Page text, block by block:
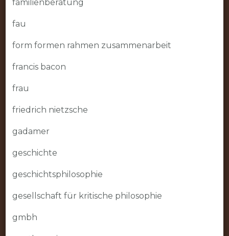
familienberatung
fau
form formen rahmen zusammenarbeit
francis bacon
frau
friedrich nietzsche
gadamer
geschichte
geschichtsphilosophie
gesellschaft für kritische philosophie
gmbh